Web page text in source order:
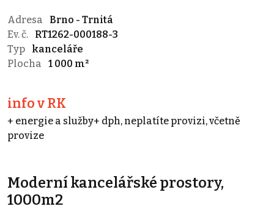
Adresa
Brno - Trnitá
Ev. č.
RT1262-000188-3
Typ
kanceláře
Plocha
1 000 m²
info v RK
+ energie a služby+ dph, neplatíte provizi, včetně
provize
Moderní kancelářské prostory,
1000m2